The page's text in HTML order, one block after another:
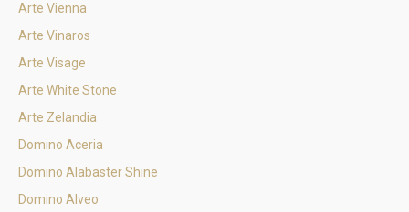
Arte Vienna
Arte Vinaros
Arte Visage
Arte White Stone
Arte Zelandia
Domino Aceria
Domino Alabaster Shine
Domino Alveo